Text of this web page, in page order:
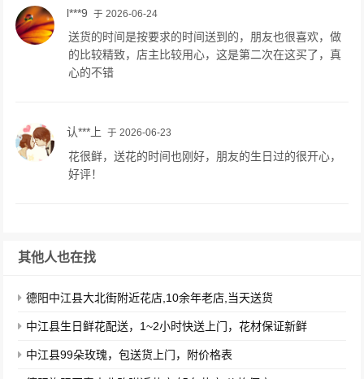
l***9 于 2026-06-24
送货的时间是按要求的时间送到的，朋友也很喜欢，做
的比较精致，店主比较用心，这是第二次在这买了，真
心的不错
认***上 于 2026-06-23
花很鲜，送花的时间也刚好，朋友的生日过的很开心，
好评！
其他人也在找
德阳中江县大北街附近花店,10余年老店,当天送货
中江县生日鲜花配送，1~2小时快送上门，花材保证新鲜
中江县99朵玫瑰，包送货上门，附价格表